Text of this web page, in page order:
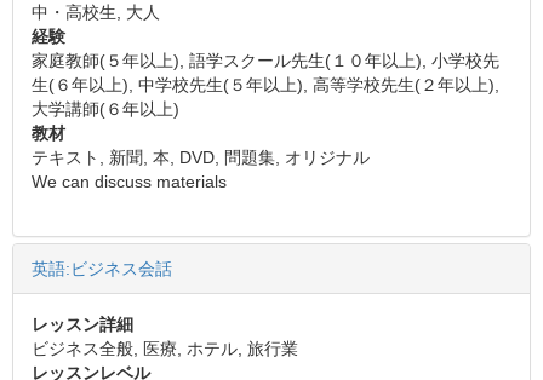
中・高校生, 大人
経験
家庭教師(５年以上), 語学スクール先生(１０年以上), 小学校先
生(６年以上), 中学校先生(５年以上), 高等学校先生(２年以上),
大学講師(６年以上)
教材
テキスト, 新聞, 本, DVD, 問題集, オリジナル
We can discuss materials
英語:ビジネス会話
レッスン詳細
ビジネス全般, 医療, ホテル, 旅行業
レッスンレベル